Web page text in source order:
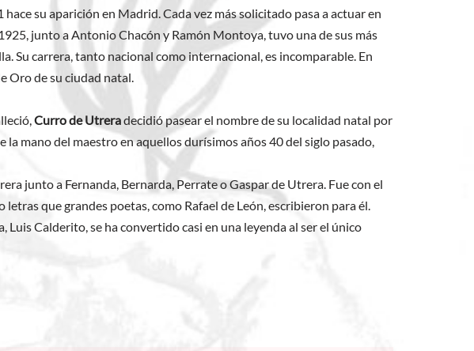
su aparición en Madrid. Cada vez más solicitado pasa a actuar en
junto a Antonio Chacón y Ramón Montoya, tuvo una de sus más
Su carrera, tanto nacional como internacional, es incomparable. En
Oro de su ciudad natal.
Curro de Utreradecidió pasear el nombre de su localidad natal por
mano del maestro en aquellos durísimos años 40 del siglo pasado,
junto a Fernanda, Bernarda, Perrate o Gaspar de Utrera. Fue con el
que grandes poetas, como Rafael de León, escribieron para él.
Calderito, se ha convertido casi en una leyenda al ser el único